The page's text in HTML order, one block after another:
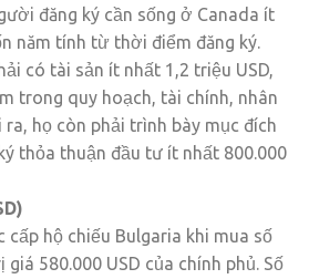
đăng ký cần sống ở Canada ít
năm tính từ thời điểm đăng ký.
có tài sản ít nhất 1,2 triệu USD,
trong quy hoạch, tài chính, nhân
ra, họ còn phải trình bày mục đích
thỏa thuận đầu tư ít nhất 800.000
cấp hộ chiếu Bulgaria khi mua số
580.000 USD của chính phủ. Số